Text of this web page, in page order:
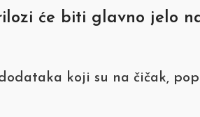
će biti glavno jelo
koji su na čičak,